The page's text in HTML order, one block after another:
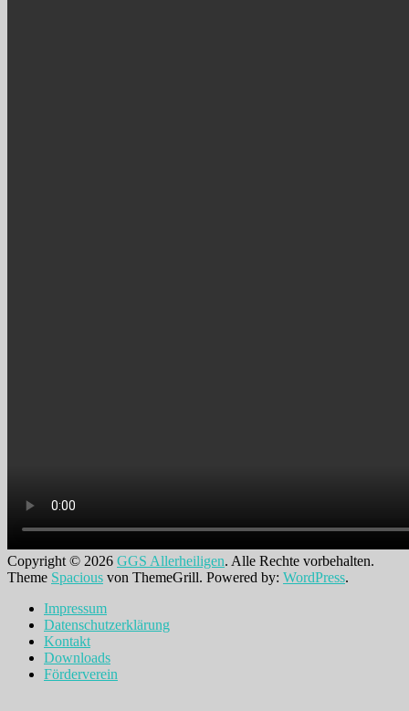
Copyright © 2026 GGS Allerheiligen. Alle Rechte vorbehalten.
Theme Spacious von ThemeGrill. Powered by: WordPress.
Impressum
Datenschutzerklärung
Kontakt
Downloads
Förderverein